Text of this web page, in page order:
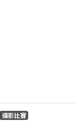
攝影比賽